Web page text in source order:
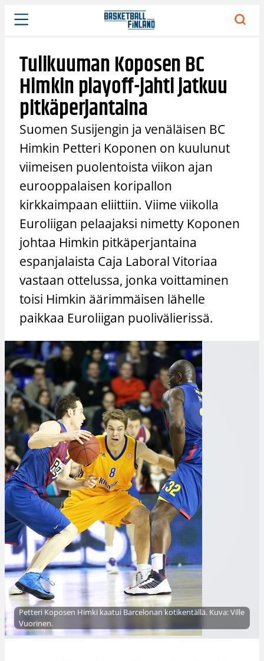
Siirry
sisältöön
Tulikuuman Koposen BC
Himkin playoff-jahti jatkuu
pitkäperjantaina
Suomen Susijengin ja venäläisen BC
Himkin Petteri Koponen on kuulunut
viimeisen puolentoista viikon ajan
eurooppalaisen koripallon
kirkkaimpaan eliittiin. Viime viikolla
Euroliigan pelaajaksi nimetty Koponen
johtaa Himkin pitkäperjantaina
espanjalaista Caja Laboral Vitoriaa
vastaan ottelussa, jonka voittaminen
toisi Himkin äärimmäisen lähelle
paikkaa Euroliigan puolivälierissä.
Petteri Koposen Himki kaatui Barcelonan kotikentällä. Kuva: Ville
Vuorinen.